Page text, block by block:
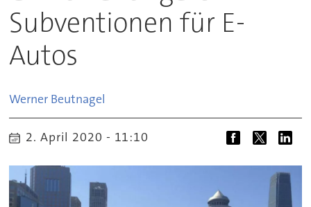
Subventionen für E-
Autos
Werner Beutnagel
2. April 2020 - 11:10